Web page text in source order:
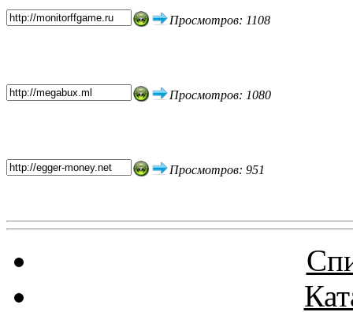
Просмотров: 1108
Просмотров: 1080
Просмотров: 951